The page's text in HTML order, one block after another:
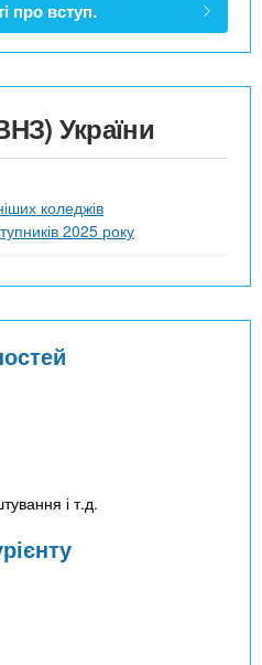
про вступ.
України
коледжів
2025 року
і т.д.